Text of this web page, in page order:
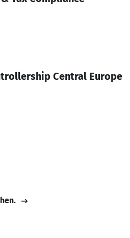
Central Europe